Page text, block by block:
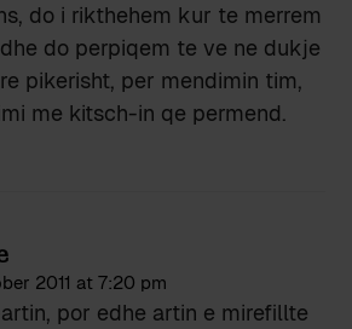
do i rikthehem kur te merrem
do perpiqem te ve ne dukje
pikerisht, per mendimin tim,
me kitsch-in qe permend.
2011 at 7:20 pm
por edhe artin e mirefillte